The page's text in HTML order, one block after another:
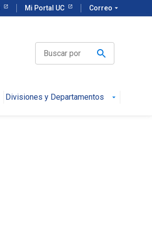
Mi Portal UC Correo arrow_drop_down
Divisiones y Departamentos